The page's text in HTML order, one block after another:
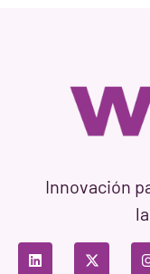
Innovación